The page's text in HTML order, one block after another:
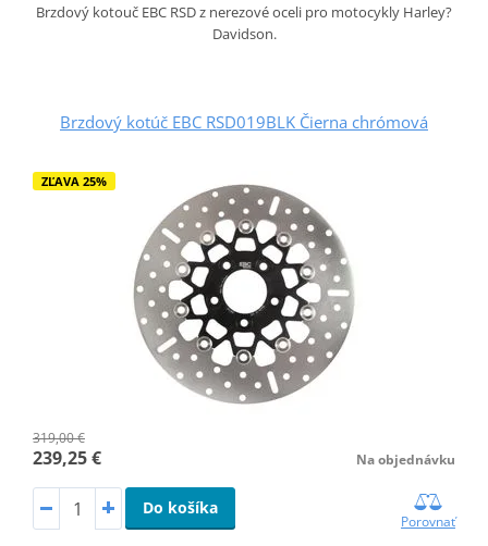
Brzdový kotouč EBC RSD z nerezové oceli pro motocykly Harley?
Davidson.
Brzdový kotúč EBC RSD019BLK Čierna chrómová
ZĽAVA 25%
319,00 €
239,25 € Na objednávku
Do košíka
Porovnať